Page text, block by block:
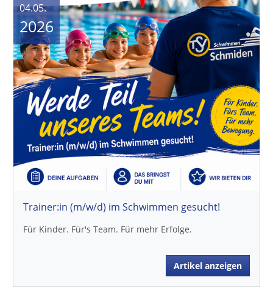
Trainer:in (m/w/d) im Schwimmen gesucht!
Für Kinder. Für's Team. Für mehr Erfolge.
Artikel anzeigen
04.05.
2026